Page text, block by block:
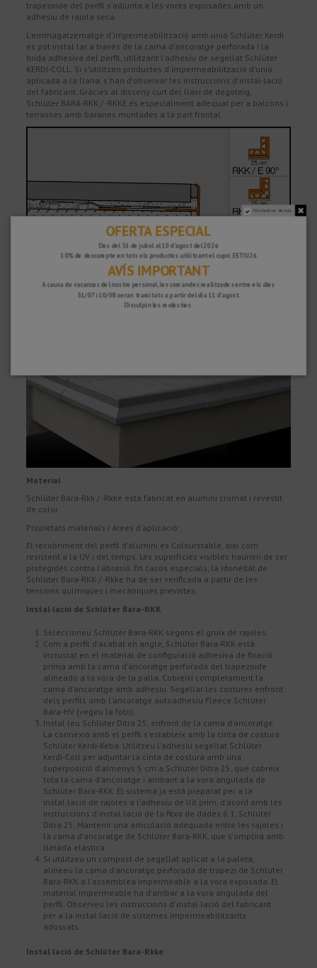
trapezoide del perfil s'adjunta a les vores exposades amb un
adhesiu de rajola seca.
L'emmagatzematge d'impermeabilització amb unió Schlüter Kerdi
es pot instal·lar a través de la cama d'ancoratge perforada i la
brida adhesiva del perfil, utilitzant l'adhesiu de segellat Schlüter
KERDI-COLL. Si s'utilitzen productes d'impermeabilització d'unió
aplicada a la llana, s'han d'observar les instruccions d'instal·lació
del fabricant. Gràcies al disseny curt del llavi de degoteig,
Schlüter BARA-RKK / -RKKE és especialment adequat per a balcons i
terrasses amb baranes muntades a la part frontal.
Material
Schlüter Bara-Rkk / -Rkke està fabricat en alumini cromat i revestit
de color.
Propietats materials i àrees d'aplicació:
El recobriment del perfil d'alumini és Colourstable, així com
resistent a la UV i del temps. Les superfícies visibles haurien de ser
protegides contra l'abrasió. En casos especials, la idoneïtat de
Schlüter Bara-RKK / -Rkke ha de ser verificada a partir de les
tensions químiques i mecàniques previstes.
Instal·lació de Schlüter Bara-RKK
Seleccioneu Schlüter Bara-RKK segons el gruix de rajoles.
Com a perfil d'acabat en angle, Schlüter Bara-RKK està
incrustat en el material de configuració adhesiva de fixació
prima amb la cama d'ancoratge perforada del trapezoide
alineado a la vora de la palla. Cobreixi completament la
cama d'ancoratge amb adhesiu. Segellar les costures enfront
dels perfils amb l'ancoratge autoadhesiu Fleece Schlüter
Bara-HV (vegeu la foto).
Instal·leu Schlüter Ditra 25, enfront de la cama d'ancoratge.
La connexió amb el perfil s'estableix amb la cinta de costura
Schlüter Kerdi-Keba. Utilitzeu l'adhesiu segellat Schlüter
Kerdi-Coll per adjuntar la cinta de costura amb una
superposició d'almenys 5 cm a Schlüter Ditra 25, que cobreix
tota la cama d'ancoratge i arribant a la vora angulada de
Schlüter Bara-RKK. El sistema ja està preparat per a la
instal·lació de rajoles a l'adhesiu de llit prim, d'acord amb les
instruccions d'instal·lació de la fitxa de dades 6.1, Schlüter
Ditra 25. Mantenir una articulació adequada entre les rajoles i
la cama d'ancoratge de Schlüter Bara-RKK, que s'omplirà amb
lletada elàstica.
Si utilitzeu un compost de segellat aplicat a la paleta,
alineeu la cama d'ancoratge perforada de trapezi de Schlüter
Bara-RKK a l'assemblea impermeable a la vora exposada. El
material impermeable ha d'arribar a la vora angulada del
perfil. Observeu les instruccions d'instal·lació del fabricant
per a la instal·lació de sistemes impermeabilitzants
adossats.
Instal·lació de Schlüter Bara-Rkke
No mostrar de nou.
OFERTA ESPECIAL
Des del 31 de juliol al 10 d'agost del 2026
10% de descompte en tots els productes utilitzant el cupó: ESTIU26
AVÍS IMPORTANT
A causa de vacances del nostre personal, les comandes realitzades entre els dies
31/07 i 10/08 seran tramitats a partir del dia 11 d'agost.
Disculpin les molèsties.